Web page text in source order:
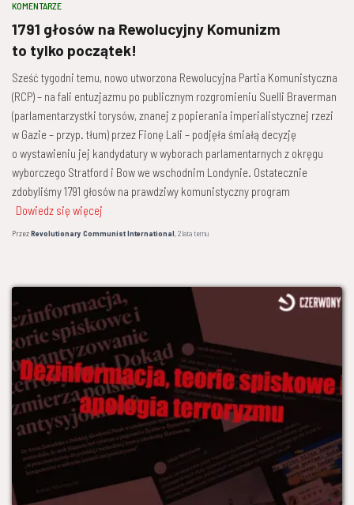
KOMENTARZE
1791 głosów na Rewolucyjny Komunizm
to tylko początek!
Sześć tygodni temu, nowo utworzona Rewolucyjna Partia Komunistyczna
(RCP) – na fali entuzjazmu po publicznym rozgromieniu Suelli Braverman
(parlamentarzystki torysów, znanej z popierania imperialistycznej rzezi
w Gazie – przyp. tłum) przez Fionę Lali – podjęła śmiałą decyzję
o wystawieniu jej kandydatury w wyborach parlamentarnych z okręgu
wyborczego Stratford i Bow we wschodnim Londynie. Ostatecznie
zdobyliśmy 1791 głosów na prawdziwy komunistyczny program
Dowiedz się więcej
PrzezRevolutionary Communist International,2 latatemu